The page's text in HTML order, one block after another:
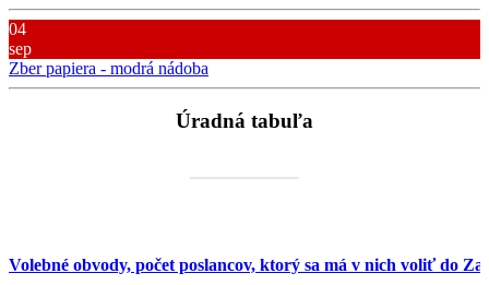
04
sep
Zber papiera - modrá nádoba
Úradná tabuľa
Volebné obvody, počet poslancov, ktorý sa má v nich voliť do